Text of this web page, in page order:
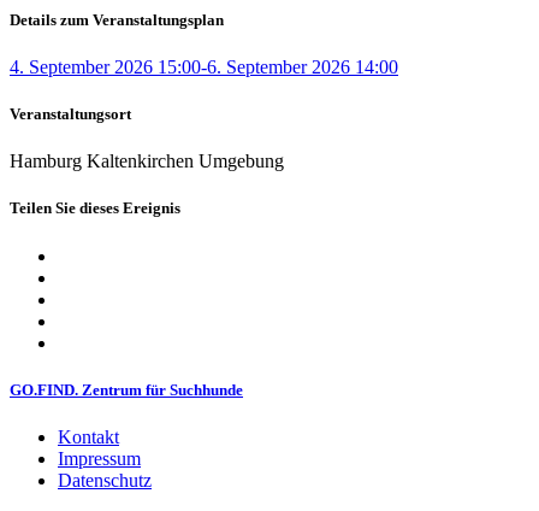
Details zum Veranstaltungsplan
4. September 2026 15:00-6. September 2026 14:00
Veranstaltungsort
Hamburg Kaltenkirchen Umgebung
Teilen Sie dieses Ereignis
GO.FIND. Zentrum für Suchhunde
Kontakt
Impressum
Datenschutz